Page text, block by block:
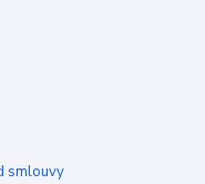
smlouvy